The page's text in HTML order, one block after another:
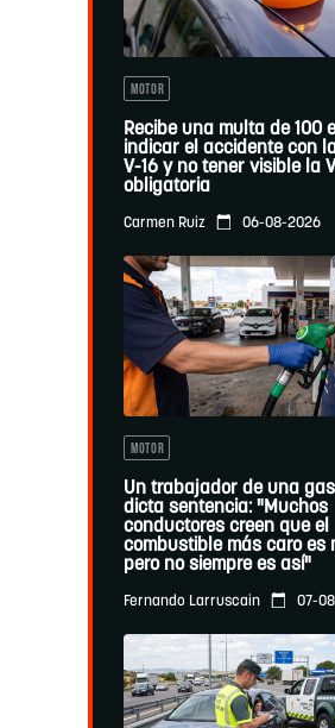
MOTOR
Recibe una multa de 100
indicar el accidente con
V-16 y no tener visible la
obligatoria
Carmen Ruiz 06-08-2026
MOTOR
Un trabajador de una
dicta sentencia: "Muchos
conductores creen que el
combustible más caro es
pero no siempre es así"
Fernando Larruscain 07-